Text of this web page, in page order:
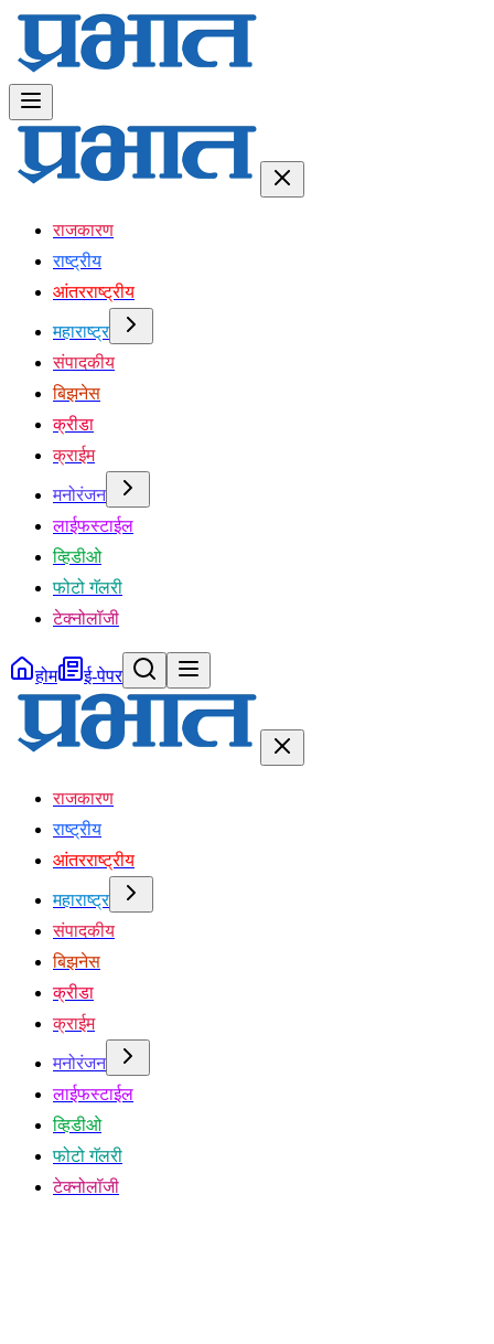
राजकारण
राष्ट्रीय
आंतरराष्ट्रीय
महाराष्ट्र
संपादकीय
बिझनेस
क्रीडा
क्राईम
मनोरंजन
लाईफस्टाईल
व्हिडीओ
फोटो गॅलरी
टेक्नोलॉजी
होम ई-पेपर
राजकारण
राष्ट्रीय
आंतरराष्ट्रीय
महाराष्ट्र
संपादकीय
बिझनेस
क्रीडा
क्राईम
मनोरंजन
लाईफस्टाईल
व्हिडीओ
फोटो गॅलरी
टेक्नोलॉजी